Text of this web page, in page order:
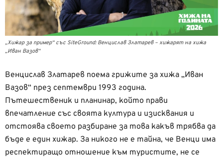
„Хижар за пример“ със SiteGround: Венцислав Златарев – хижарят на хижа
„Иван Вазов“
Венцислав Златарев поема грижите за хижа „Иван
Вазов“ през септември 1993 година.
Пътешественик и планинар, който прави
впечатление със своята култура и изисквания и
отстоява своето разбиране за това какъв трябва да
бъде е един хижар. За никого не е тайна, че Венци има
респектиращо отношение към туристите, не се